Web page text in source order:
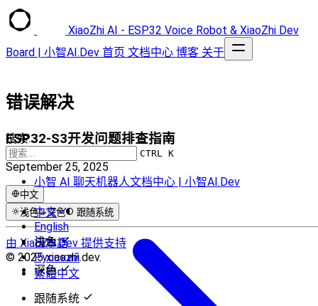
XiaoZhi AI - ESP32 Voice Robot & XiaoZhi Dev
Board | 小智AI.Dev 首页 文档中心 博客 关于
搜索...
CTRL K
小智 AI 聊天机器人文档中心 | 小智AI.Dev
错误解决
ESP32-S3开发问题排查指南
September 25, 2025
中文
中文
English
日本語
Русский
繁體中文
浅色 深色 跟随系统
浅色
深色
跟随系统
由 XiaoZhi.Dev 提供支持
© 2025 xiaozhi.dev.